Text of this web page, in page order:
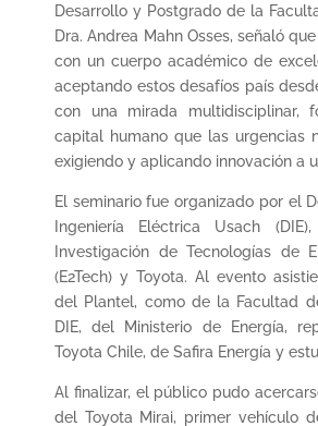
Desarrollo y Postgrado de la
Dra. Andrea Mahn Osses, señaló
con un cuerpo académico de
aceptando estos desafíos país
con una mirada multidisciplinar,
capital humano que las urgencias
exigiendo y aplicando innovación a
El seminario fue organizado por el
Ingeniería Eléctrica Usach
Investigación de Tecnologías de
(E2Tech) y Toyota. Al evento
del Plantel, como de la Facultad
DIE, del Ministerio de Energía,
Toyota Chile, de Safira Energía y
Al finalizar, el público pudo
del Toyota Mirai, primer vehículo